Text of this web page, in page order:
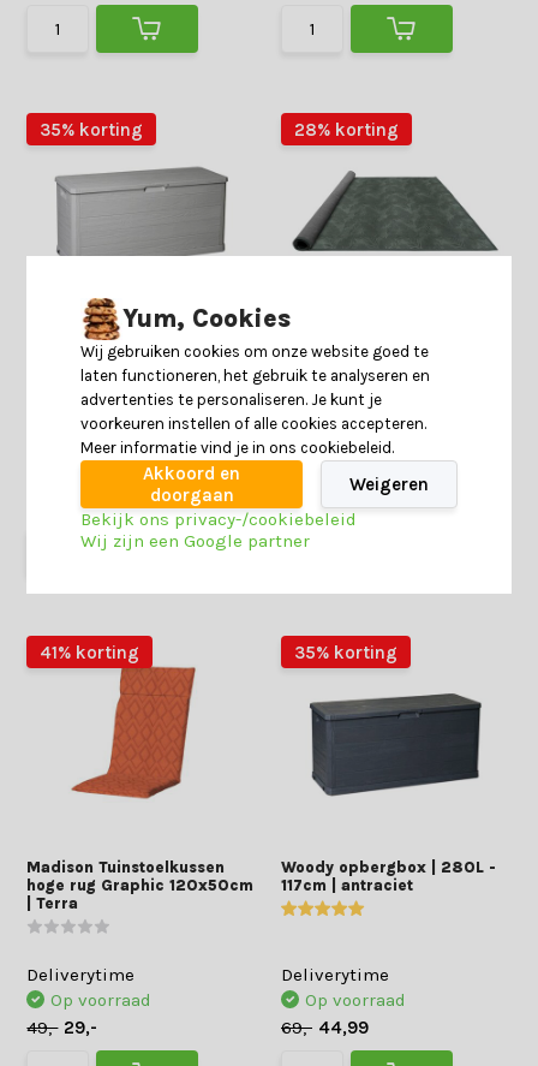
35% korting
Woody opbergbox | 280L -
117cm | Warm Grey
Deliverytime
Op voorraad
44,99
28% korting
Madison Vloerkleed Ruiz
135x200cm voor binnen &
buiten | grijs
Deliverytime
Op voorraad
69,-
49,99
41% korting
Madison Tuinstoelkussen
hoge rug Graphic 120x50cm
| Terra
Deliverytime
Op voorraad
49,- 29,-
35% korting
Woody opbergbox | 280L -
117cm | antraciet
Deliverytime
Op voorraad
69,- 44,99
Yum, Cookies
Wij gebruiken cookies om onze website goed te
laten functioneren, het gebruik te analyseren en
advertenties te personaliseren. Je kunt je
voorkeuren instellen of alle cookies accepteren.
Meer informatie vind je in ons cookiebeleid.
Akkoord en
doorgaan
Weigeren
Bekijk ons privacy-/cookiebeleid
Wij zijn een Google partner